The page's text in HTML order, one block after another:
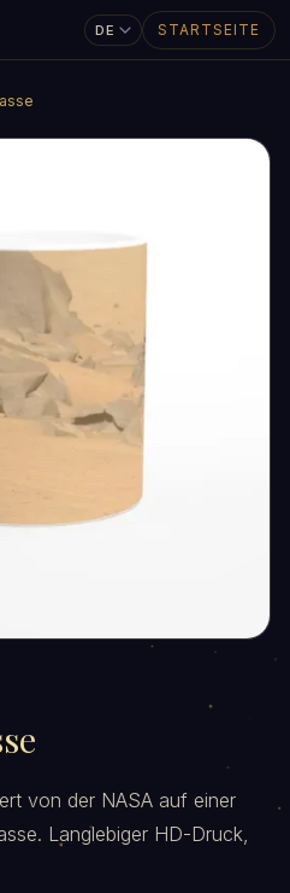
STARTSEITE
von der NASA auf einer
Langlebiger HD-Druck,